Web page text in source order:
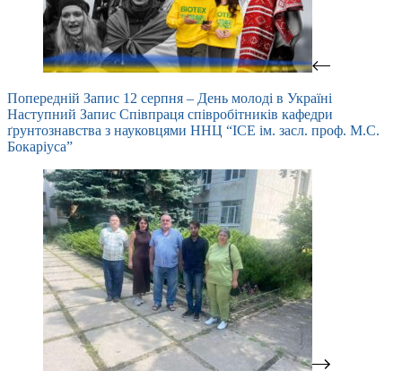
Попередній Запис 12 серпня – День молоді в Україні
Наступний Запис Співпраця співробітників кафедри
ґрунтознавства з науковцями ННЦ “ІСЕ ім. засл. проф. М.С.
Бокаріуса”